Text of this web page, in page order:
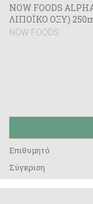
NOW FOODS
ΛΙΠΟΪΚΟ ΟΞΥ)
NOW FOODS
Επιθυμητό
Σύγκριση